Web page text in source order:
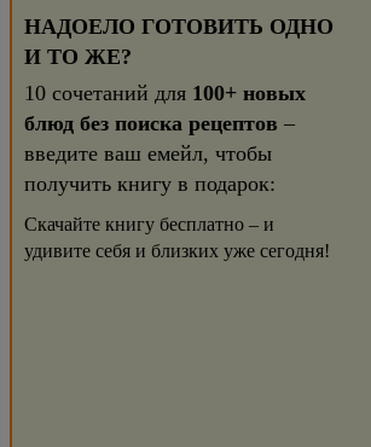
НАДОЕЛО ГОТОВИТЬ ОДНО
И ТО ЖЕ?
10 сочетаний для 100+ новых
блюд без поиска рецептов –
введите ваш емейл, чтобы
получить книгу в подарок:
Скачайте книгу бесплатно – и
удивите себя и близких уже сегодня!